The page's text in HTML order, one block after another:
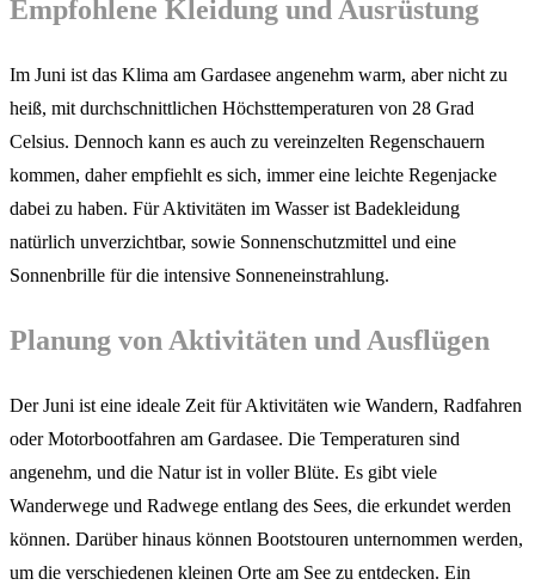
Empfohlene Kleidung und Ausrüstung
Im Juni ist das Klima am Gardasee angenehm warm, aber nicht zu
heiß, mit durchschnittlichen Höchsttemperaturen von 28 Grad
Celsius. Dennoch kann es auch zu vereinzelten Regenschauern
kommen, daher empfiehlt es sich, immer eine leichte Regenjacke
dabei zu haben. Für Aktivitäten im Wasser ist Badekleidung
natürlich unverzichtbar, sowie Sonnenschutzmittel und eine
Sonnenbrille für die intensive Sonneneinstrahlung.
Planung von Aktivitäten und Ausflügen
Der Juni ist eine ideale Zeit für Aktivitäten wie Wandern, Radfahren
oder Motorbootfahren am Gardasee. Die Temperaturen sind
angenehm, und die Natur ist in voller Blüte. Es gibt viele
Wanderwege und Radwege entlang des Sees, die erkundet werden
können. Darüber hinaus können Bootstouren unternommen werden,
um die verschiedenen kleinen Orte am See zu entdecken. Ein